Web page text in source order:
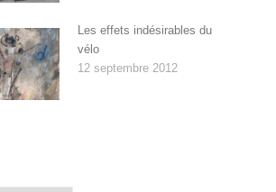
Les effets indésirables du
vélo
12 septembre 2012